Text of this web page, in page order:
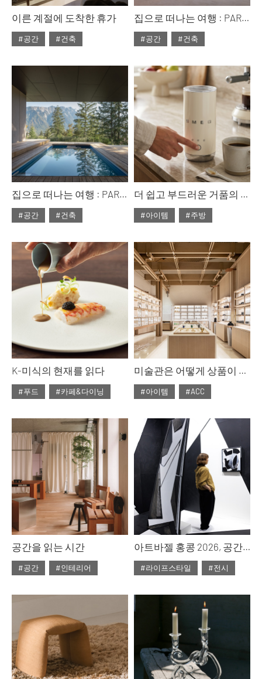
이른 계절에 도착한 휴가
#공간
#건축
집으로 떠나는 여행 : PART 2
#공간
#건축
집으로 떠나는 여행 : PART 1
#공간
#건축
더 쉽고 부드러운 거품의 완성 스메그코리아, MFF02 밀크포머
#아이템
#주방
K-미식의 현재를 읽다
#푸드
#카페&다이닝
#2026년5월호
미술관은 어떻게 상품이 되는가
#아이템
#ACC
#2026년5월호
공간을 읽는 시간
#공간
#인테리어
아트바젤 홍콩 2026, 공간을 점유하는 예술
#라이프스타일
#전시